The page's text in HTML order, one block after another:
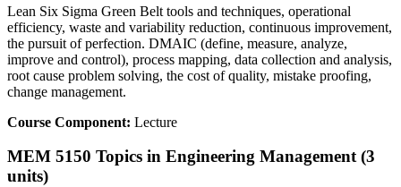
Lean Six Sigma Green Belt tools and techniques, operational
efficiency, waste and variability reduction, continuous improvement,
the pursuit of perfection. DMAIC (define, measure, analyze,
improve and control), process mapping, data collection and analysis,
root cause problem solving, the cost of quality, mistake proofing,
change management.
Course Component: Lecture
MEM 5150 Topics in Engineering Management (3
units)